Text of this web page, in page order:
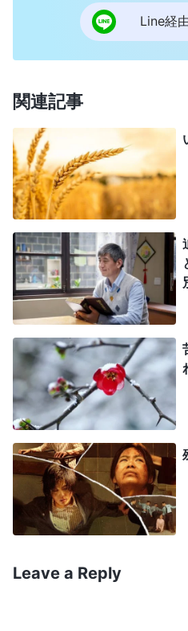
た。「ああ、全能神よ。
しようと、私は喜んでそ
私の肉は弱っていますが
きることを望み、サタン
い。あなたを裏切って恥
にさせてください」車が
の賛美歌の一つを心の中で
「聖なる計画と支配
どうして私は諦めたり、
ろうか。神の栄光こそが
言葉に導かれ、信仰は完
ず完全に献身する。御心
従って新しい歌を歌おう』の
けを求めます」より）
無言で歌っていると
っぱいになり、神様が授
ってサタンと死ぬまで戦
によって取調室に連行さ
分を尽くしていた姉妹、
した。みんな捕まってし
Line経
関連記事
Leave a Reply